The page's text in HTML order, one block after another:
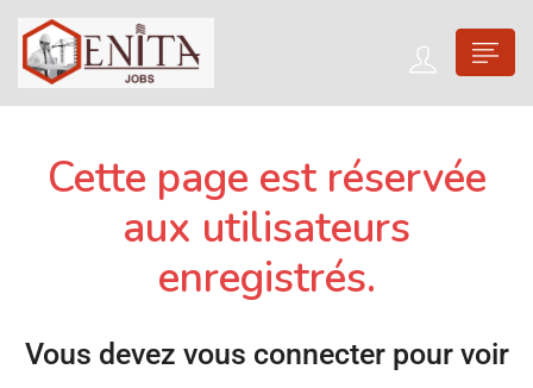
Cette page est réservée
aux utilisateurs
enregistrés.
Vous devez vous connecter pour voir